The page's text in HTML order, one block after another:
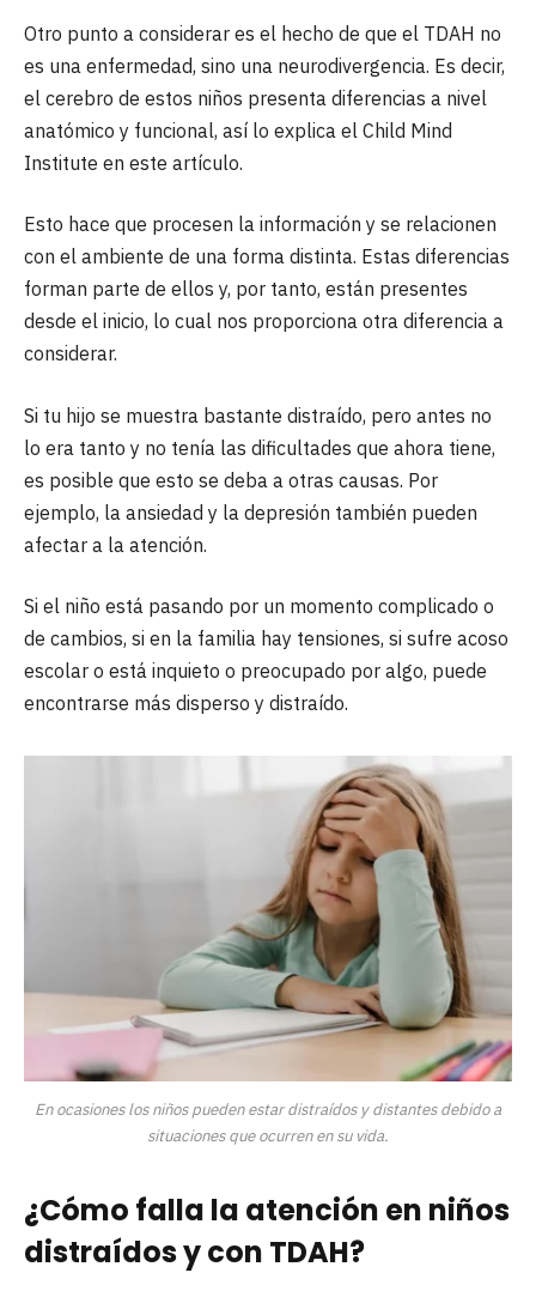
Otro punto a considerar es el hecho de que el TDAH no
es una enfermedad, sino una neurodivergencia. Es decir,
el cerebro de estos niños presenta diferencias a nivel
anatómico y funcional, así lo explica el Child Mind
Institute en este artículo.
Esto hace que procesen la información y se relacionen
con el ambiente de una forma distinta. Estas diferencias
forman parte de ellos y, por tanto, están presentes
desde el inicio, lo cual nos proporciona otra diferencia a
considerar.
Si tu hijo se muestra bastante distraído, pero antes no
lo era tanto y no tenía las dificultades que ahora tiene,
es posible que esto se deba a otras causas. Por
ejemplo, la ansiedad y la depresión también pueden
afectar a la atención.
Si el niño está pasando por un momento complicado o
de cambios, si en la familia hay tensiones, si sufre acoso
escolar o está inquieto o preocupado por algo, puede
encontrarse más disperso y distraído.
En ocasiones los niños pueden estar distraídos y distantes debido a
situaciones que ocurren en su vida.
¿Cómo falla la atención en niños
distraídos y con TDAH?